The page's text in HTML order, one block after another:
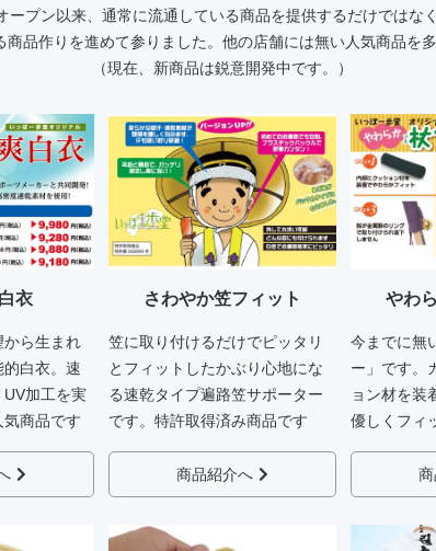
ープン以来、通常に流通している商品を提供するだけではな
商品作りを進めて参りました。他の店舗には無い人気商品を多
（現在、新商品は鋭意開発中です。）
衣
から生まれ
白衣。速
加工を実
商品です
さわやか笠フィット
笠に取り付けるだけでピッタリ
とフィットしたかぶり心地にな
る速乾タイプ遍路笠サポーター
です。特許取得済み商品です
商品紹介へ
やわ
今までに無
ー」です。
ョン材を装
優しくフィ